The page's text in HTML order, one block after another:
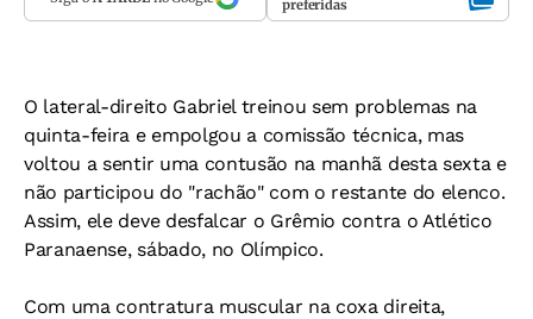
preferidas
O lateral-direito Gabriel treinou sem problemas na
quinta-feira e empolgou a comissão técnica, mas
voltou a sentir uma contusão na manhã desta sexta e
não participou do "rachão" com o restante do elenco.
Assim, ele deve desfalcar o Grêmio contra o Atlético
Paranaense, sábado, no Olímpico.
Com uma contratura muscular na coxa direita,